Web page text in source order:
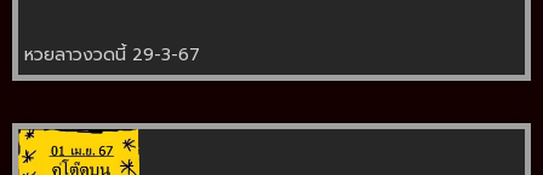
หวยลาวงวดนี้ 29-3-67